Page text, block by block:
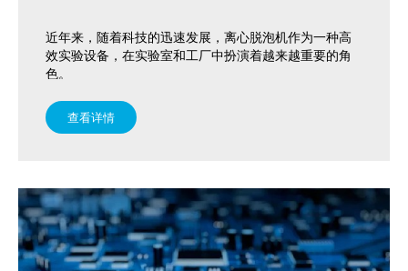
近年来，随着科技的迅速发展，离心脱泡机作为一种高
效实验设备，在实验室和工厂中扮演着越来越重要的角
色。
查看详情